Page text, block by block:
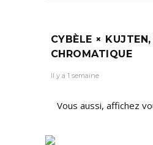
CYBÈLE ×
CHROMATIQUE
Il y a 1 semaine
Vous aussi, affichez